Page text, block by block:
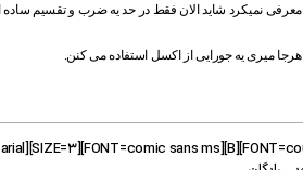
نمیکرد شاید الان فقط در حد یه ضرب و تقسیم
میری یه جورایی از اکسل استفاده می کنن.